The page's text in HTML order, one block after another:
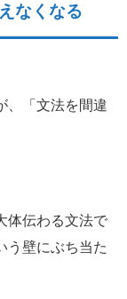
なくなる
、「文法を間違
体伝わる文法で
う壁にぶち当た